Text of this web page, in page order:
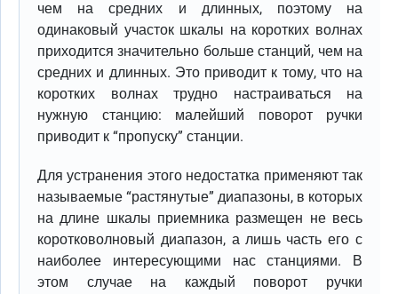
чем на средних и длинных, поэтому на
одинаковый участок шкалы на коротких волнах
приходится значительно больше станций, чем на
средних и длинных. Это приводит к тому, что на
коротких волнах трудно настраиваться на
нужную станцию: малейший поворот ручки
приводит к “пропуску” станции.
Для устранения этого недостатка применяют так
называемые “растянутые” диапазоны, в которых
на длине шкалы приемника размещен не весь
коротковолновый диапазон, а лишь часть его с
наиболее интересующими нас станциями. В
этом случае на каждый поворот ручки